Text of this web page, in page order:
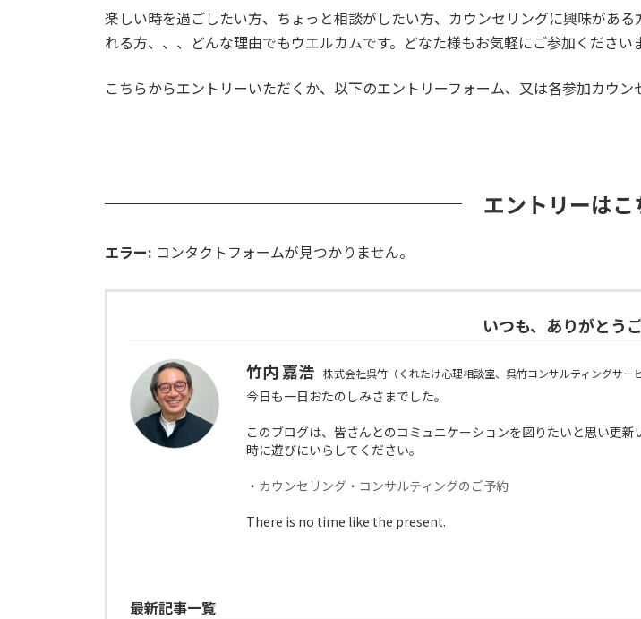
楽しい時を過ごしたい方、ちょっと相談がしたい方、カウンセリングに興味があ
れる方、、、どんな理由でもウエルカムです。どなた様もお気軽にご参加ください
こちらからエントリーいただくか、以下のエントリーフォーム、又は各参加カウン
エントリーはこ
エラー: コンタクトフォームが見つかりません。
いつも、ありがとう
竹内 嘉浩 株式会社呉竹（くれたけ心理相談室、呉竹コンサルティングサービ
今日も一日おたのしみさまでした。
このブログは、皆さんとのコミュニケーションを図りたいと思い更
時に遊びにいらしてください。
・ カウンセリング・コンサルティングのご予約
There is no time like the present.
最新記事一覧